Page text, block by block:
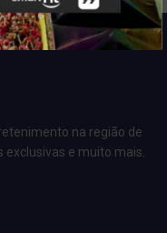
na região de
exclusivas e muito mais.